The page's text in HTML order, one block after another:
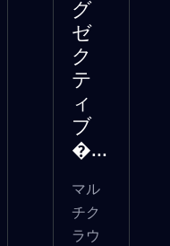
グ
ゼ
ク
テ
ィ
ブ
�...
マル
チク
ラウ